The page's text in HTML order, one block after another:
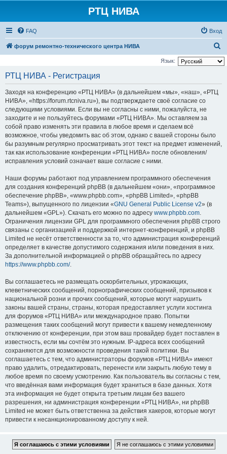
РТЦ НИВА
FAQ Вход
форум ремонтно-технического центра НИВА
о
Язык:
РТЦ НИВА - Регистрация
Заходя на конференцию «РТЦ НИВА» (в дальнейшем «мы», «наш», «РТЦ
НИВА», «https://forum.rtcniva.ru»), вы подтверждаете своё согласие со
следующими условиями. Если вы не согласны с ними, пожалуйста, не
заходите и не пользуйтесь форумами «РТЦ НИВА». Мы оставляем за
собой право изменять эти правила в любое время и сделаем всё
возможное, чтобы уведомить вас об этом, однако с вашей стороны было
бы разумным регулярно просматривать этот текст на предмет изменений,
так как использование конференции «РТЦ НИВА» после обновления/
исправления условий означает ваше согласие с ними.
Наши форумы работают под управлением программного обеспечения
для создания конференций phpBB (в дальнейшем «они», «программное
обеспечение phpBB», «www.phpbb.com», «phpBB Limited», «phpBB
Teams»), выпущенного по лицензии «GNU General Public License v2» (в
дальнейшем «GPL»). Скачать его можно по адресу www.phpbb.com.
Ограничения лицензии GPL для программного обеспечения phpBB строго
связаны с организацией и поддержкой интернет-конференций, и phpBB
Limited не несёт ответственности за то, что администрация конференций
определяет в качестве допустимого содержания и/или поведения в них.
За дополнительной информацией о phpBB обращайтесь по адресу
https://www.phpbb.com/.
Вы соглашаетесь не размещать оскорбительных, угрожающих,
клеветнических сообщений, порнографических сообщений, призывов к
национальной розни и прочих сообщений, которые могут нарушить
законы вашей страны, страны, которая предоставляет услуги хостинга
для форумов «РТЦ НИВА» или международное право. Попытки
размещения таких сообщений могут привести к вашему немедленному
отключению от конференции, при этом ваш провайдер будет поставлен в
известность, если мы сочтём это нужным. IP-адреса всех сообщений
сохраняются для возможности проведения такой политики. Вы
соглашаетесь с тем, что администраторы форумов «РТЦ НИВА» имеют
право удалить, отредактировать, перенести или закрыть любую тему в
любое время по своему усмотрению. Как пользователь вы согласны с тем,
что введённая вами информация будет храниться в базе данных. Хотя
эта информация не будет открыта третьим лицам без вашего
разрешения, ни администрация конференции «РТЦ НИВА», ни phpBB
Limited не может быть ответственна за действия хакеров, которые могут
привести к несанкционированному доступу к ней.